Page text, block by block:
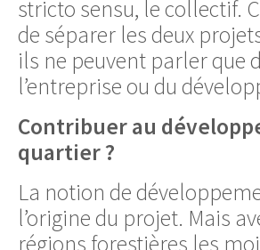
stricto sensu, le collectif.
de séparer les deux
ils ne peuvent parler que
l’entreprise ou du
Contribuer au
quartier ?
La notion de
l’origine du projet. Mais
régions forestières les